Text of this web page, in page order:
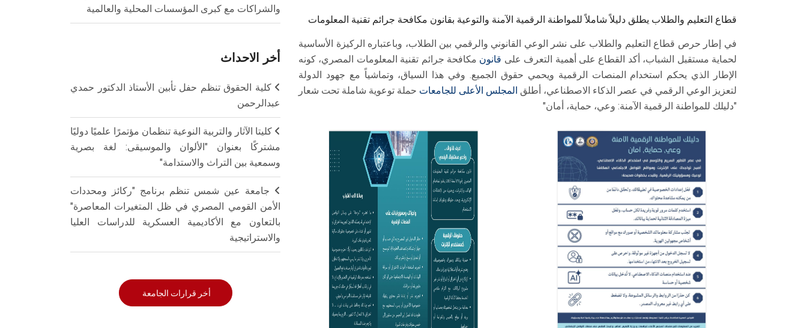
قطاع التعليم والطلاب يطلق دليلاً شاملاً للمواطنة الرقمية الآمنة والتوعية بقانون مكافحة جرائم تقنية المعلومات
في إطار حرص قطاع التعليم والطلاب على نشر الوعي القانوني والرقمي بين الطلاب، وباعتباره الركيزة الأساسية
لحماية مستقبل الشباب، أكد القطاع على أهمية التعرف على قانون مكافحة جرائم تقنية المعلومات المصري، كونه
الإطار الذي يحكم استخدام المنصات الرقمية ويحمي حقوق الجميع. وفي هذا السياق، وتماشياً مع جهود الدولة
لتعزيز الوعي الرقمي في عصر الذكاء الاصطناعي، أطلق المجلس الأعلى للجامعات حملة توعوية شاملة تحت شعار
"دليلك للمواطنة الرقمية الآمنة: وعي، حماية، أمان"
والشراكات مع كبرى المؤسسات المحلية والعالمية
أخر الاحداث
كلية الحقوق تنظم حفل تأبين الأستاذ الدكتور حمدي
عبدالرحمن
كليتا الآثار والتربية النوعية تنظمان مؤتمرًا علميًا دوليًا
مشتركًا بعنوان "الألوان والموسيقى: لغة بصرية
وسمعية بين التراث والاستدامة"
جامعة عين شمس تنظم برنامج "ركائز ومحددات
الأمن القومي المصري في ظل المتغيرات المعاصرة"
بالتعاون مع الأكاديمية العسكرية للدراسات العليا
والاستراتيجية
أخر قرارات الجامعة